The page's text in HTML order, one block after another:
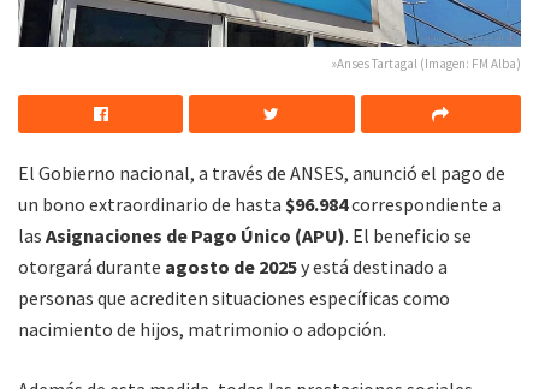
»Anses Tartagal (Imagen: FM Alba)
El Gobierno nacional, a través de ANSES, anunció el pago de
un bono extraordinario de hasta $96.984correspondiente a
las Asignaciones de Pago Único (APU). El beneficio se
otorgará durante agosto de 2025y está destinado a
personas que acrediten situaciones específicas como
nacimiento de hijos, matrimonio o adopción.